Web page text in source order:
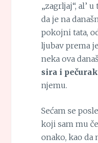
„zagrljaj“, al’
da je na
pokojni tata,
ljubav prema
neka ova
sira i
njemu.
Sećam se
koji sam mu
onako, kao da